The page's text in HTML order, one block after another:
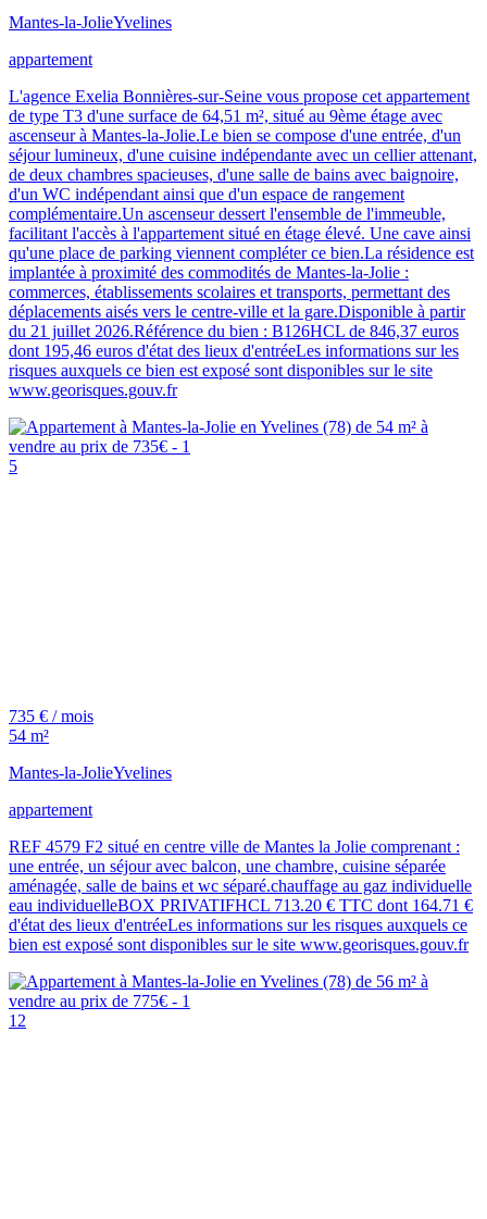
Mantes-la-JolieYvelines
appartement
L'agence Exelia Bonnières-sur-Seine vous propose cet appartement
de type T3 d'une surface de 64,51 m², situé au 9ème étage avec
ascenseur à Mantes-la-Jolie.Le bien se compose d'une entrée, d'un
séjour lumineux, d'une cuisine indépendante avec un cellier attenant,
de deux chambres spacieuses, d'une salle de bains avec baignoire,
d'un WC indépendant ainsi que d'un espace de rangement
complémentaire.Un ascenseur dessert l'ensemble de l'immeuble,
facilitant l'accès à l'appartement situé en étage élevé. Une cave ainsi
qu'une place de parking viennent compléter ce bien.La résidence est
implantée à proximité des commodités de Mantes-la-Jolie :
commerces, établissements scolaires et transports, permettant des
déplacements aisés vers le centre-ville et la gare.Disponible à partir
du 21 juillet 2026.Référence du bien : B126HCL de 846,37 euros
dont 195,46 euros d'état des lieux d'entréeLes informations sur les
risques auxquels ce bien est exposé sont disponibles sur le site
www.georisques.gouv.fr
5
735 € / mois
54 m²
Mantes-la-JolieYvelines
appartement
REF 4579 F2 situé en centre ville de Mantes la Jolie comprenant :
une entrée, un séjour avec balcon, une chambre, cuisine séparée
aménagée, salle de bains et wc séparé.chauffage au gaz individuelle
eau individuelleBOX PRIVATIFHCL 713.20 € TTC dont 164.71 €
d'état des lieux d'entréeLes informations sur les risques auxquels ce
bien est exposé sont disponibles sur le site www.georisques.gouv.fr
12